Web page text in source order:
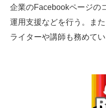
企業のFacebookページの
運用支援などを行う。ま
ライターや講師も務めてい